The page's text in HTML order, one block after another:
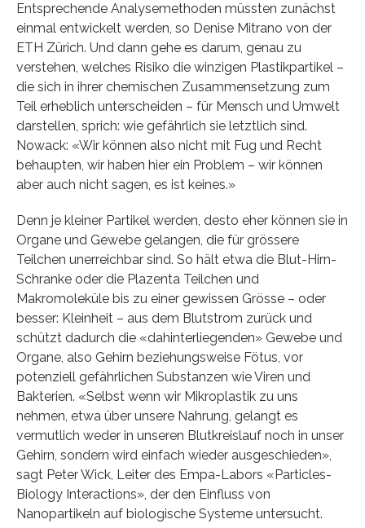
Entsprechende Analysemethoden müssten zunächst
einmal entwickelt werden, so Denise Mitrano von der
ETH Zürich. Und dann gehe es darum, genau zu
verstehen, welches Risiko die winzigen Plastikpartikel –
die sich in ihrer chemischen Zusammensetzung zum
Teil erheblich unterscheiden – für Mensch und Umwelt
darstellen, sprich: wie gefährlich sie letztlich sind.
Nowack: «Wir können also nicht mit Fug und Recht
behaupten, wir haben hier ein Problem – wir können
aber auch nicht sagen, es ist keines.»
Denn je kleiner Partikel werden, desto eher können sie in
Organe und Gewebe gelangen, die für grössere
Teilchen unerreichbar sind. So hält etwa die Blut-Hirn-
Schranke oder die Plazenta Teilchen und
Makromoleküle bis zu einer gewissen Grösse – oder
besser: Kleinheit – aus dem Blutstrom zurück und
schützt dadurch die «dahinterliegenden» Gewebe und
Organe, also Gehirn beziehungsweise Fötus, vor
potenziell gefährlichen Substanzen wie Viren und
Bakterien. «Selbst wenn wir Mikroplastik zu uns
nehmen, etwa über unsere Nahrung, gelangt es
vermutlich weder in unseren Blutkreislauf noch in unser
Gehirn, sondern wird einfach wieder ausgeschieden»,
sagt Peter Wick, Leiter des Empa-Labors «Particles-
Biology Interactions», der den Einfluss von
Nanopartikeln auf biologische Systeme untersucht.